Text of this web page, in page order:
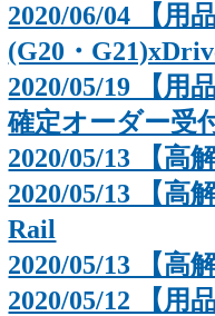
2020/06/04 【用
(G20・
2020/05/19 【用
確定オーダー受
2020/05/13 【高
2020/05/13 【高
Rail
2020/05/13 【高
2020/05/12 【用